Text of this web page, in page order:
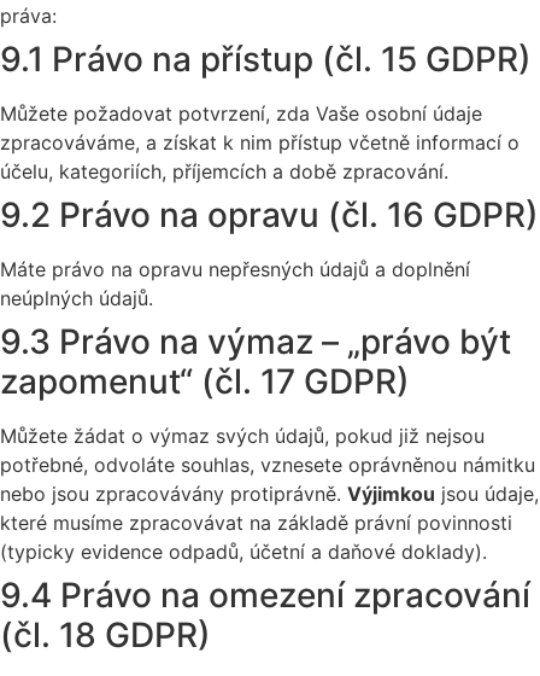
práva:
9.1 Právo na přístup (čl. 15 GDPR)
Můžete požadovat potvrzení, zda Vaše osobní údaje
zpracováváme, a získat k nim přístup včetně informací o
účelu, kategoriích, příjemcích a době zpracování.
9.2 Právo na opravu (čl. 16 GDPR)
Máte právo na opravu nepřesných údajů a doplnění
neúplných údajů.
9.3 Právo na výmaz – „právo být
zapomenut“ (čl. 17 GDPR)
Můžete žádat o výmaz svých údajů, pokud již nejsou
potřebné, odvoláte souhlas, vznesete oprávněnou námitku
nebo jsou zpracovávány protiprávně. Výjimkou jsou údaje,
které musíme zpracovávat na základě právní povinnosti
(typicky evidence odpadů, účetní a daňové doklady).
9.4 Právo na omezení zpracování
(čl. 18 GDPR)